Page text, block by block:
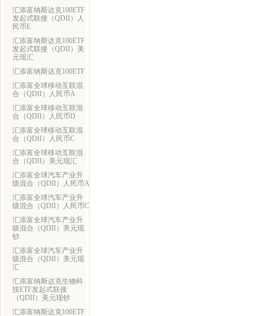
汇添富纳斯达克100ETF
发起式联接（QDII）人
民币E
汇添富纳斯达克100ETF
发起式联接（QDII）美
元现汇
汇添富纳斯达克100ETF
汇添富全球移动互联混
合（QDII）人民币A
汇添富全球移动互联混
合（QDII）人民币D
汇添富全球移动互联混
合（QDII）人民币C
汇添富全球移动互联混
合（QDII）美元现汇
汇添富全球汽车产业升
级混合（QDII）人民币A
汇添富全球汽车产业升
级混合（QDII）人民币C
汇添富全球汽车产业升
级混合（QDII）美元现
钞
汇添富全球汽车产业升
级混合（QDII）美元现
汇
汇添富纳斯达克生物科
技ETF发起式联接
（QDII）美元现钞
汇添富纳斯达克100ETF